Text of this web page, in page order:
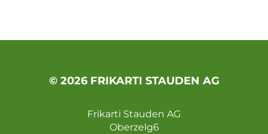
© 2026 FRIKARTI STAUDEN AG
Frikarti Stauden AG
Oberzelg6